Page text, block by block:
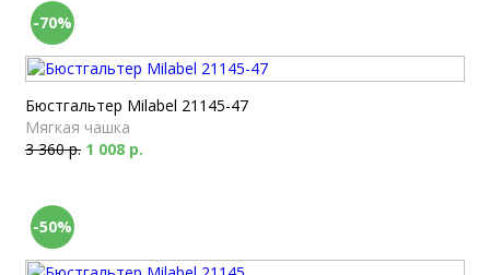
-70%
Бюстгальтер Milabel 21145-47
Мягкая чашка
3 360 р. 1 008 р.
-50%